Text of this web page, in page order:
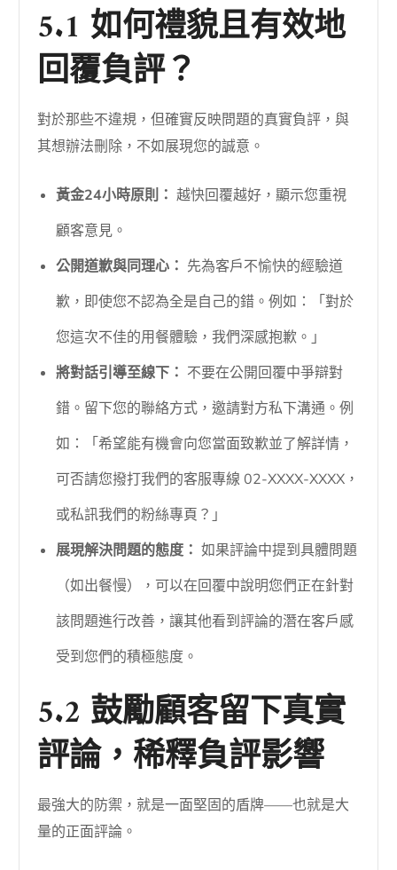
5.1 如何禮貌且有效地
回覆負評？
對於那些不違規，但確實反映問題的真實負評，與
其想辦法刪除，不如展現您的誠意。
黃金24小時原則： 越快回覆越好，顯示您重視
顧客意見。
公開道歉與同理心： 先為客戶不愉快的經驗道
歉，即使您不認為全是自己的錯。例如：「對於
您這次不佳的用餐體驗，我們深感抱歉。」
將對話引導至線下： 不要在公開回覆中爭辯對
錯。留下您的聯絡方式，邀請對方私下溝通。例
如：「希望能有機會向您當面致歉並了解詳情，
可否請您撥打我們的客服專線 02-XXXX-XXXX，
或私訊我們的粉絲專頁？」
展現解決問題的態度： 如果評論中提到具體問題
（如出餐慢），可以在回覆中說明您們正在針對
該問題進行改善，讓其他看到評論的潛在客戶感
受到您們的積極態度。
5.2 鼓勵顧客留下真實
評論，稀釋負評影響
最強大的防禦，就是一面堅固的盾牌——也就是大
量的正面評論。